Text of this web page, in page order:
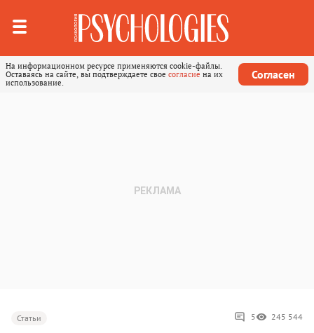
На информационном ресурсе применяются cookie-файлы.
Оставаясь на сайте, вы подтверждаете свое согласие на их
использование.
Согласен
Статьи 5 245 544